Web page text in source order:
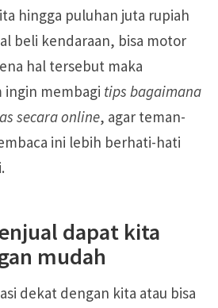
hingga puluhan juta rupiah
beli kendaraan, bisa motor
hal tersebut maka
ingin membagi tips bagaimana
secara online, agar teman-
ini lebih berhati-hati
dapat kita
mudah
dekat dengan kita atau bisa